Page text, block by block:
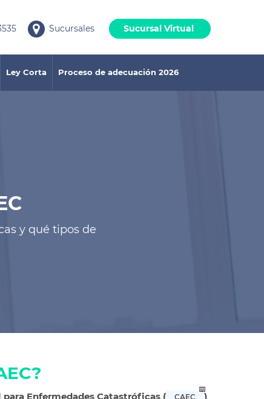
Sucursales Sucursal Virtual
Ley Corta Proceso de adecuación 2026
y qué tipos de
Enfermedades Catastróficas ( CAEC
)